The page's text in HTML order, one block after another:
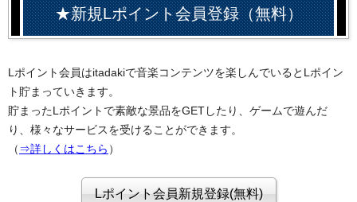
★新規Lポイント会員登録（無料）
Lポイント会員はitadakiで音楽コンテンツを楽しんでいるとLポイン
ト貯まっていきます。
貯まったLポイントで素敵な景品をGETしたり、ゲームで遊んだ
り、様々なサービスを受けることができます。
（ ⇒詳しくはこちら ）